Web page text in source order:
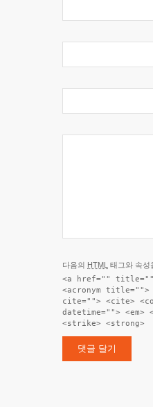
다음의 HTML 태그와 속성
<a href=""
<acronym title="">
cite=""> <cite>
datetime="">
<strike> <strong>